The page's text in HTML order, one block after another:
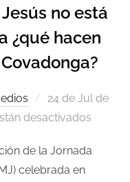
Jesús no está
¿qué hacen
24 de Jul de
desactivados
de la Jornada
celebrada en